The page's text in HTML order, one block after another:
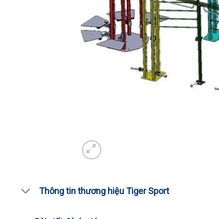
Thông tin thương hiệu Tiger Sport